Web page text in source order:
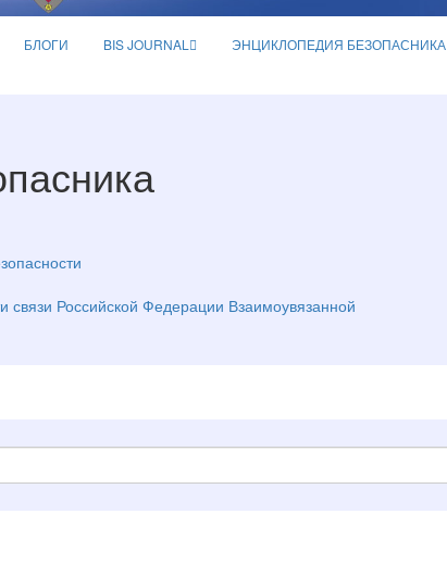
БЛОГИ BIS JOURNAL ЭНЦИКЛОПЕДИЯ БЕЗОПАСНИКА
связи Российской Федерации Взаимоувязанной